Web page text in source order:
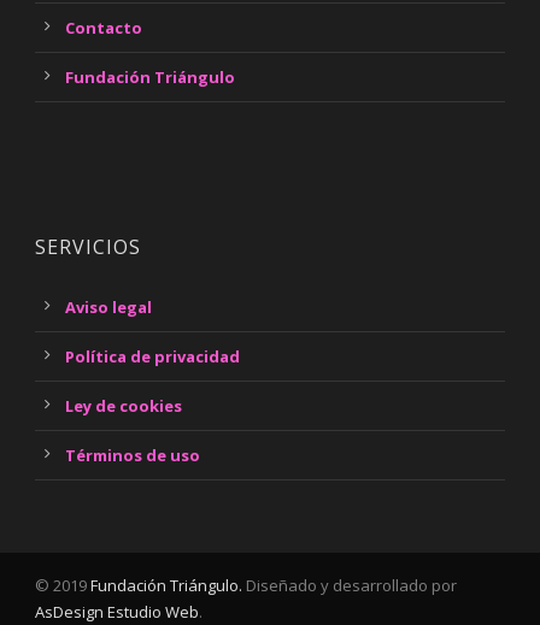
Contacto
Fundación Triángulo
SERVICIOS
Aviso legal
Política de privacidad
Ley de cookies
Términos de uso
© 2019Fundación Triángulo. Diseñado y desarrollado por
AsDesign Estudio Web.